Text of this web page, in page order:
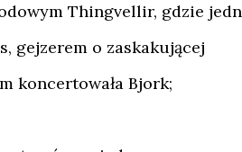
Thingvellir, gdzie
gejzerem o zaskakującej
koncertowała Bjork;